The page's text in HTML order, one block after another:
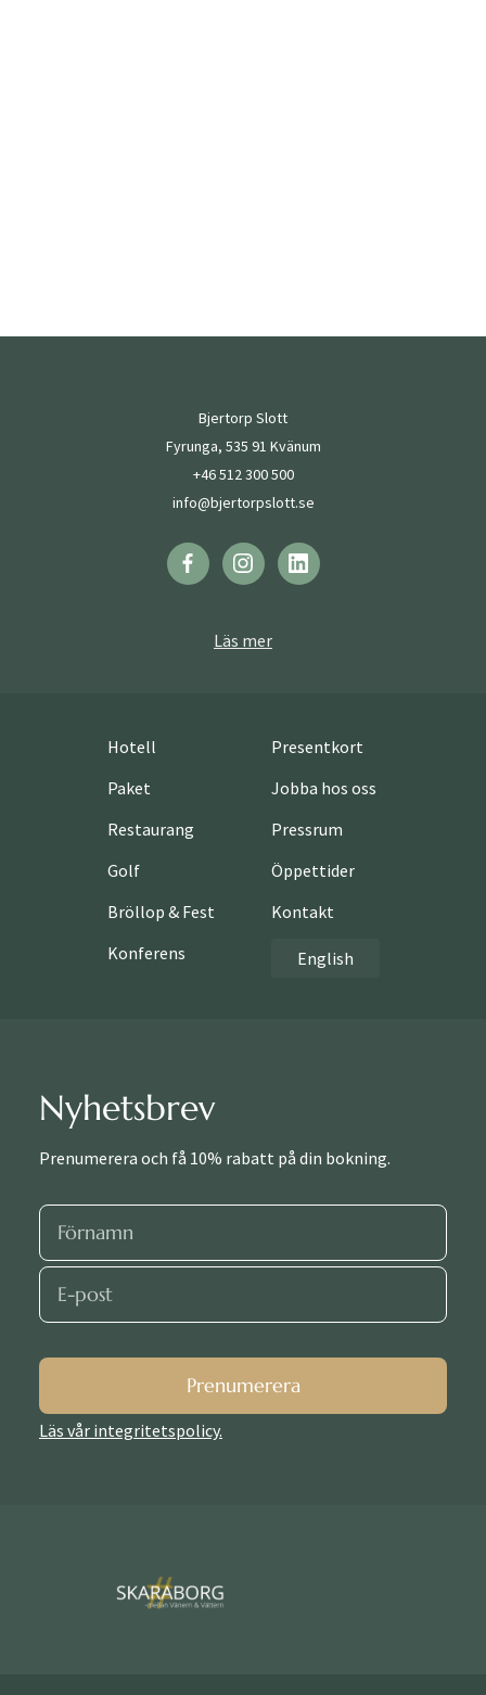
Bjertorp Slott
Fyrunga, 535 91 Kvänum
+46 512 300 500
info@bjertorpslott.se
Läs mer
Hotell
Paket
Restaurang
Golf
Bröllop & Fest
Konferens
Presentkort
Jobba hos oss
Pressrum
Öppettider
Kontakt
English
Nyhetsbrev
Prenumerera och få 10% rabatt på din bokning.
Prenumerera
Läs vår integritetspolicy.